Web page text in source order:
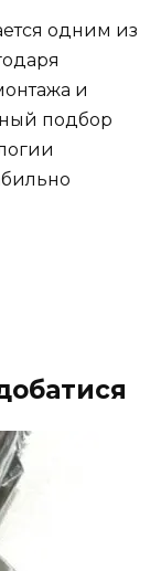
одним из
и
подбор